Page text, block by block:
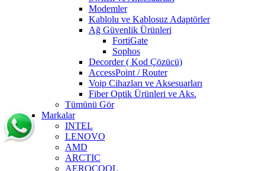
Modemler
Kablolu ve Kablosuz Adaptörler
Ağ Güvenlik Ürünleri
FortiGate
Sophos
Decorder ( Kod Çözücü)
AccessPoint / Router
Voip Cihazları ve Aksesuarları
Fiber Optik Ürünleri ve Aks.
Tümünü Gör
Markalar
INTEL
LENOVO
AMD
ARCTIC
AEROCOOL